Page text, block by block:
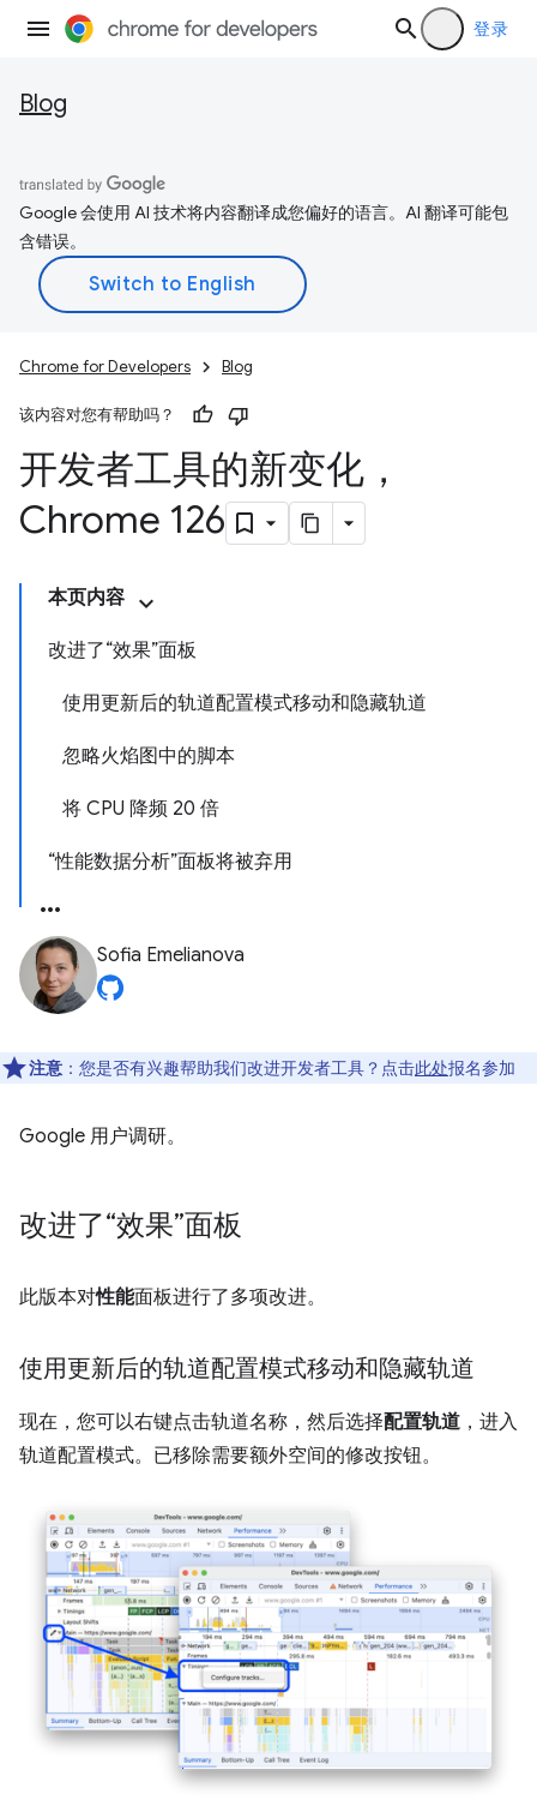
登录
Blog
Google 会使用 AI 技术将内容翻译成您偏好的语言。AI 翻译可能包
含错误。
Chrome for Developers Blog
该内容对您有帮助吗？
开发者工具的新变化，
Chrome 126
本页内容
改进了“效果”面板
使用更新后的轨道配置模式移动和隐藏轨道
忽略火焰图中的脚本
将 CPU 降频 20 倍
“性能数据分析”面板将被弃用
Sofia Emelianova
注意 ：您是否有兴趣帮助我们改进开发者工具？点击此处报名参加
Google 用户调研。
改进了“效果”面板
此版本对性能面板进行了多项改进。
使用更新后的轨道配置模式移动和隐藏轨道
现在，您可以右键点击轨道名称，然后选择配置轨道 ，进入
轨道配置模式。已移除需要额外空间的修改按钮。